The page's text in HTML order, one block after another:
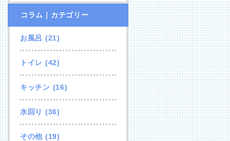
コラム｜カテゴリー
お風呂 (21)
トイレ (42)
キッチン (16)
水回り (36)
その他 (19)